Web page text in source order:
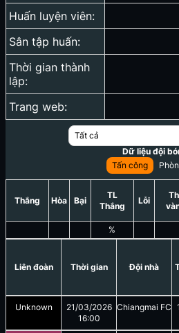
Huấn luyện viên:
Sân tập huấn:
Thời gian thành
lập:
Trang web:
Tất cả
Dữ liệu đội
Tấn công
Thắng Hòa Bại
TL
Thắng
%
Lỗi
Liên đoàn Thời gian Đội nhà
Unknown
21/03/2026
16:00
Chiangmai FC 1